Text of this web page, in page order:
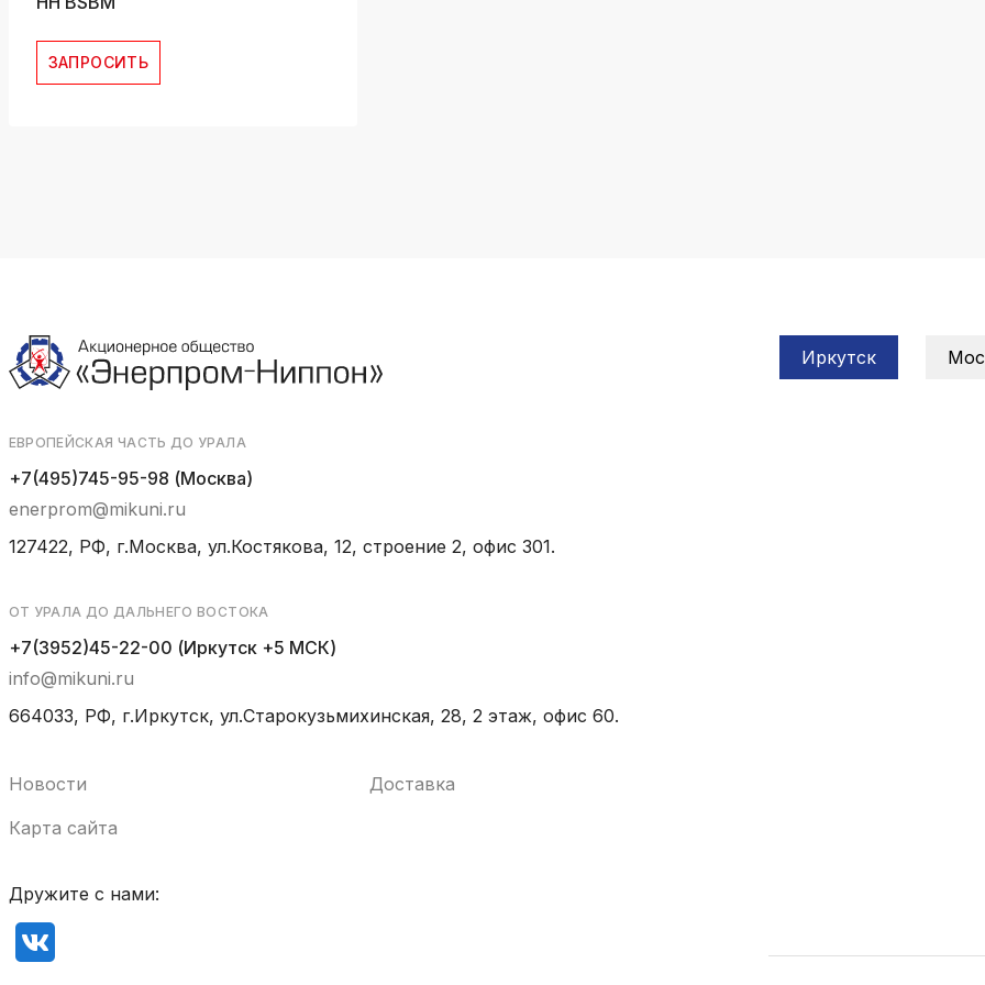
ЗАПРОСИТЬ
ЕВРОПЕЙСКАЯ ЧАСТЬ ДО УРАЛА
+7(495)745-95-98 (Москва)
enerprom@mikuni.ru
127422, РФ, г.Москва, ул.Костякова, 12, строение 2, офис 301.
ОТ УРАЛА ДО ДАЛЬНЕГО ВОСТОКА
+7(3952)45-22-00 (Иркутск +5 МСК)
info@mikuni.ru
664033, РФ, г.Иркутск, ул.Старокузьмихинская, 28, 2 этаж, офис 60.
Новости
Доставка
Карта сайта
Дружите с нами:
Иркутск